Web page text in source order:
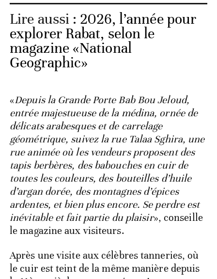
Lire aussi : 2026, l’année pour
explorer Rabat, selon le
magazine «National
Geographic»
«Depuis la Grande Porte Bab Bou Jeloud,
entrée majestueuse de la médina, ornée de
délicats arabesques et de carrelage
géométrique, suivez la rue Talaa Sghira, une
rue animée où les vendeurs proposent des
tapis berbères, des babouches en cuir de
toutes les couleurs, des bouteilles d’huile
d’argan dorée, des montagnes d’épices
ardentes, et bien plus encore. Se perdre est
inévitable et fait partie du plaisir», conseille
le magazine aux visiteurs.
Après une visite aux célèbres tanneries, où
le cuir est teint de la même manière depuis